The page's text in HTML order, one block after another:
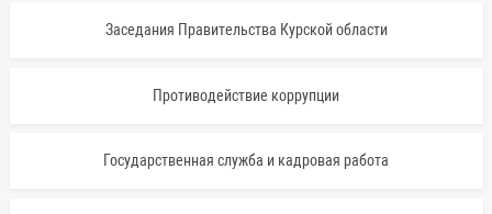
Заседания Правительства Курской области
Противодействие коррупции
Государственная служба и кадровая работа